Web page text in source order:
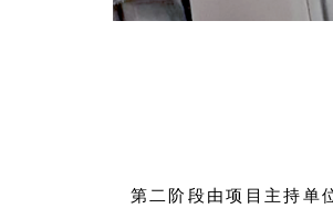
第二阶段由项目主持单